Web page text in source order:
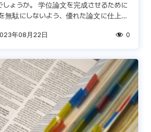
しょうか。 学位論文を完成させるために
無駄にしないよう、優れた論文に仕上げ
年08月22日 0